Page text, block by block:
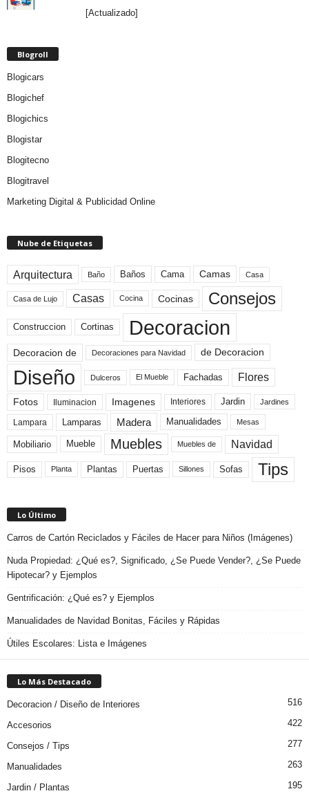
[Actualizado]
Blogroll
Blogicars
Blogichef
Blogichics
Blogistar
Blogitecno
Blogitravel
Marketing Digital & Publicidad Online
Nube de Etiquetas
Arquitectura Baño Baños Cama Camas Casa
Casa de Lujo Casas Cocina Cocinas Consejos
Construccion Cortinas Decoracion
Decoracion de Decoraciones para Navidad de Decoracion
Diseño Dulceros El Mueble Fachadas Flores
Fotos Iluminacion Imagenes Interiores Jardin Jardines
Lampara Lamparas Madera Manualidades Mesas
Mobiliario Mueble Muebles Muebles de Navidad
Pisos Planta Plantas Puertas Sillones Sofas Tips
Lo Último
Carros de Cartón Reciclados y Fáciles de Hacer para Niños (Imágenes)
Nuda Propiedad: ¿Qué es?, Significado, ¿Se Puede Vender?, ¿Se Puede
Hipotecar? y Ejemplos
Gentrificación: ¿Qué es? y Ejemplos
Manualidades de Navidad Bonitas, Fáciles y Rápidas
Útiles Escolares: Lista e Imágenes
Lo Más Destacado
Decoracion / Diseño de Interiores 516
Accesorios 422
Consejos / Tips 277
Manualidades 263
Jardin / Plantas 195